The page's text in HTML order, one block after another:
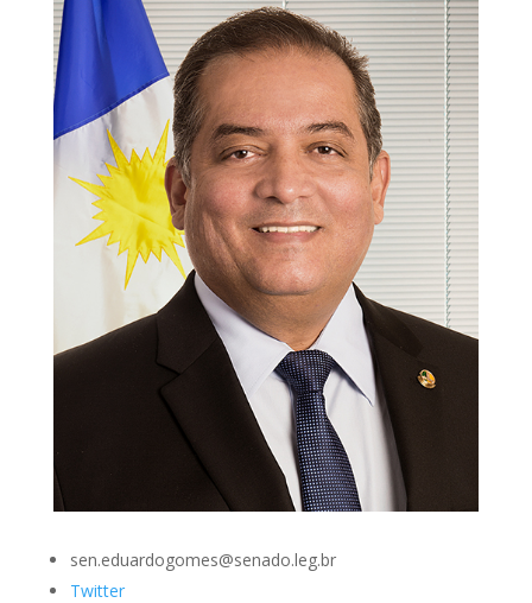
sen.eduardogomes@senado.leg.br
Twitter